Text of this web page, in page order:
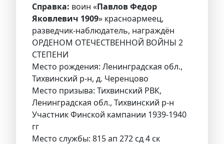
Справка: воин «Павлов Федор
Яковлевич 1909» красноармеец,
разведчик-наблюдатель, награждён
ОРДЕНОМ ОТЕЧЕСТВЕННОЙ ВОЙНЫ 2
СТЕПЕНИ
Место рождения: Ленинградская обл.,
Тихвинский р-н, д. Черенцово
Место призыва: Тихвинский РВК,
Ленинградская обл., Тихвинский р-н
Участник Финской кампании 1939-1940
гг
Место службы: 815 ап 272 сд 4 ск